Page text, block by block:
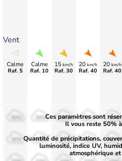
Vent
Calme
Raf. 5
Calme
Raf. 10
15 km/h
Raf. 30
20 km/h
Raf. 40
20 km/h
Raf. 40
50%
30%
50%
30%
50%
30%
50%
30%
Ces paramètres sont
Il vous reste 50%
Quantité de précipitations,
luminosité, indice UV,
atmosphérique